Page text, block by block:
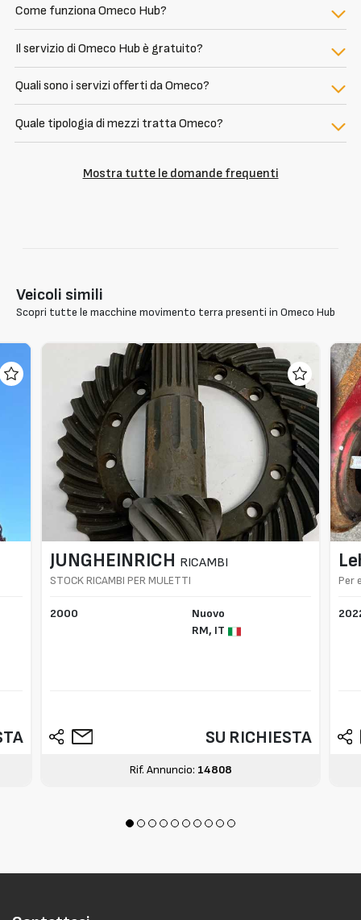
Come funziona Omeco Hub?
Il servizio di Omeco Hub è gratuito?
Quali sono i servizi offerti da Omeco?
Quale tipologia di mezzi tratta Omeco?
Mostra tutte le domande frequenti
Veicoli simili
Scopri tutte le macchine movimento terra presenti in Omeco Hub
JUNGHEINRICH RICAMBI
STOCK RICAMBI PER MULETTI
2000
Nuovo
RM, IT
SU RICHIESTA
Rif. Annuncio: 14808
Per